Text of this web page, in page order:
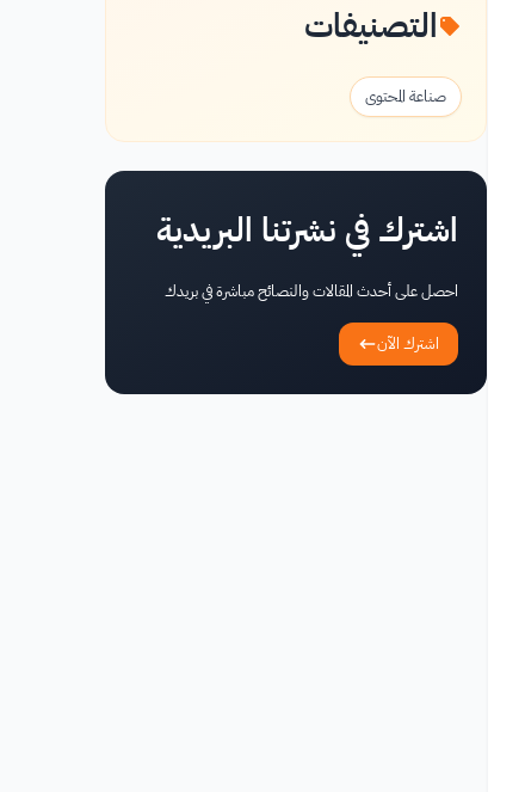
التصنيفات
صناعة المحتوى
اشترك في نشرتنا البريدية
احصل على أحدث المقالات والنصائح مباشرة في بريدك
اشترك الآن